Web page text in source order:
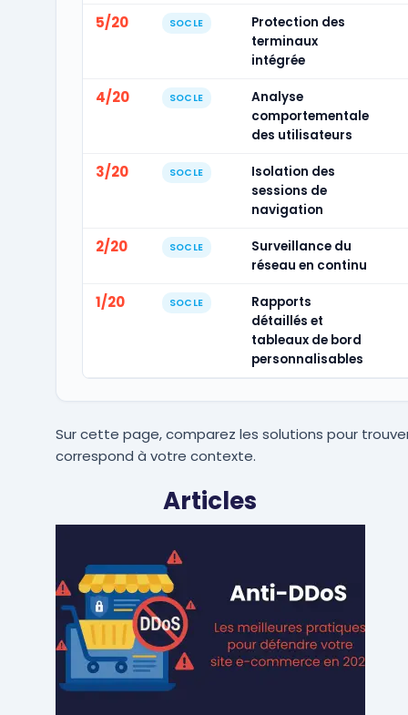
5/20 SOCLE
Protection des
terminaux
intégrée
4/20 SOCLE
Analyse
comportementale
des utilisateurs
3/20 SOCLE
Isolation des
sessions de
navigation
2/20 SOCLE
Surveillance du
réseau en continu
1/20 SOCLE
Rapports
détaillés et
tableaux de bord
personnalisables
Sur cette page, comparez les solutions pour
correspond à votre contexte.
Articles